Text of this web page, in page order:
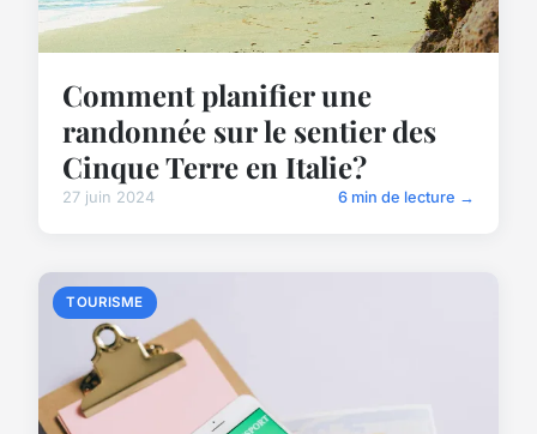
Comment planifier une
randonnée sur le sentier des
Cinque Terre en Italie?
27 juin 2024 6 min de lecture →
TOURISME